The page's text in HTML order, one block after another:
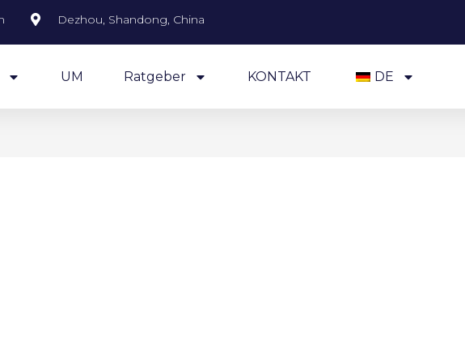
Dezhou, Shandong, China
UM Ratgeber KONTAKT DE